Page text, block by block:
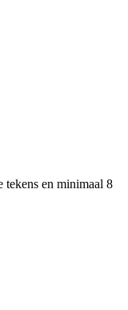
tekens en minimaal 8